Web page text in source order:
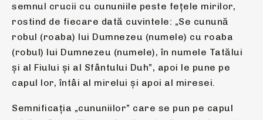
semnul crucii cu cununiile peste fețele mirilor,
rostind de fiecare dată cuvintele: „Se cunună
robul (roaba) lui Dumnezeu (numele) cu roaba
(robul) lui Dumnezeu (numele), în numele Tatălui
și al Fiului și al Sfântului Duh”, apoi le pune pe
capul lor, întâi al mirelui și apoi al miresei.
Semnificația „cununiilor” care se pun pe capul